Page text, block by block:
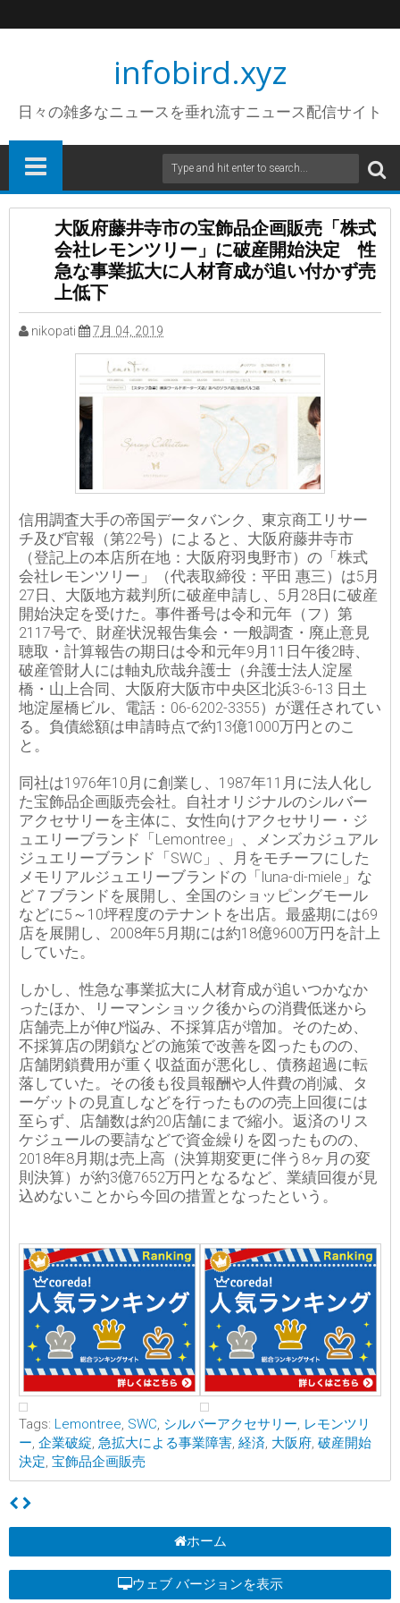
infobird.xyz
日々の雑多なニュースを垂れ流すニュース配信サイト
大阪府藤井寺市の宝飾品企画販売「株式
会社レモンツリー」に破産開始決定 性
急な事業拡大に人材育成が追い付かず売
上低下
nikopati 7月 04, 2019
信用調査大手の帝国データバンク、東京商工リサー
チ及び官報（第22号）によると、大阪府藤井寺市
（登記上の本店所在地：大阪府羽曳野市）の「株式
会社レモンツリー」（代表取締役：平田 惠三）は5月
27日、大阪地方裁判所に破産申請し、5月28日に破産
開始決定を受けた。事件番号は令和元年（フ）第
2117号で、財産状況報告集会・一般調査・廃止意見
聴取・計算報告の期日は令和元年9月11日午後2時、
破産管財人には軸丸欣哉弁護士（弁護士法人淀屋
橋・山上合同、大阪府大阪市中央区北浜3-6-13 日土
地淀屋橋ビル、電話：06-6202-3355）が選任されてい
る。負債総額は申請時点で約13億1000万円とのこ
と。
同社は1976年10月に創業し、1987年11月に法人化し
た宝飾品企画販売会社。自社オリジナルのシルバー
アクセサリーを主体に、女性向けアクセサリー・ジ
ュエリーブランド「Lemontree」、メンズカジュアル
ジュエリーブランド「SWC」、月をモチーフにした
メモリアルジュエリーブランドの「luna-di-miele」な
ど７ブランドを展開し、全国のショッピングモール
などに5～10坪程度のテナントを出店。最盛期には69
店を展開し、2008年5月期には約18億9600万円を計上
していた。
しかし、性急な事業拡大に人材育成が追いつかなか
ったほか、リーマンショック後からの消費低迷から
店舗売上が伸び悩み、不採算店が増加。そのため、
不採算店の閉鎖などの施策で改善を図ったものの、
店舗閉鎖費用が重く収益面が悪化し、債務超過に転
落していた。その後も役員報酬や人件費の削減、タ
ーゲットの見直しなどを行ったものの売上回復には
至らず、店舗数は約20店舗にまで縮小。返済のリス
ケジュールの要請などで資金繰りを図ったものの、
2018年8月期は売上高（決算期変更に伴う8ヶ月の変
則決算）が約3億7652万円となるなど、業績回復が見
込めないことから今回の措置となったという。
Tags: Lemontree, SWC, シルバーアクセサリー, レモンツリ
ー, 企業破綻, 急拡大による事業障害, 経済, 大阪府, 破産開始
決定, 宝飾品企画販売
ホーム
ウェブ バージョンを表示